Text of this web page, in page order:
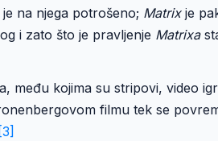
na njega potrošeno; Matrixje
i zato što je pravljenje Matrixa
među kojima su stripovi, video
filmu tek se
[3]